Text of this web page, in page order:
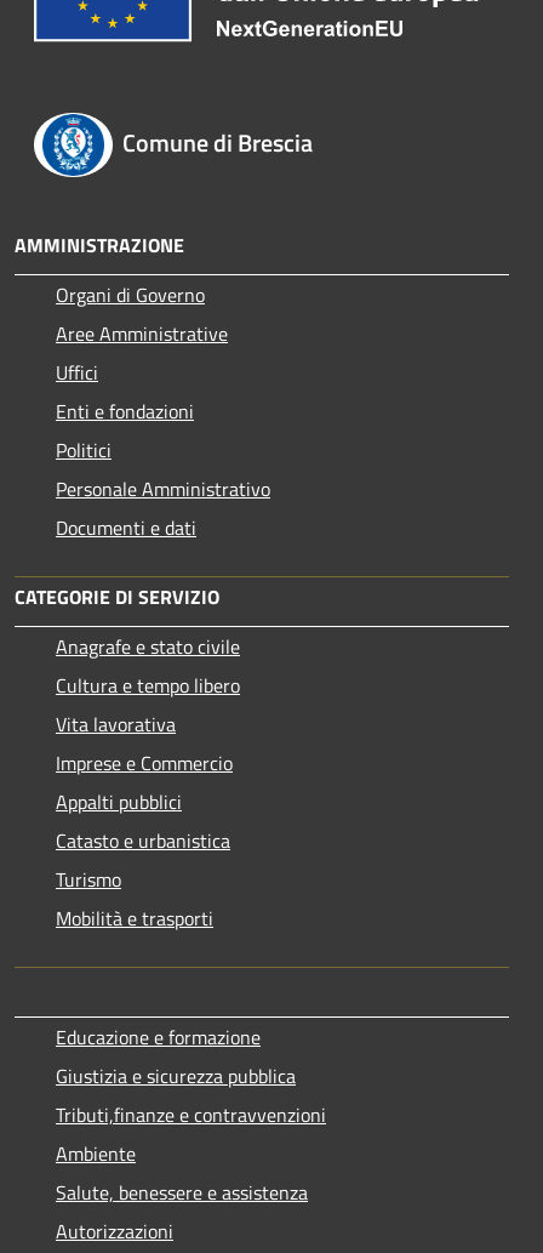
Comune di Brescia
AMMINISTRAZIONE
Organi di Governo
Aree Amministrative
Uffici
Enti e fondazioni
Politici
Personale Amministrativo
Documenti e dati
CATEGORIE DI SERVIZIO
Anagrafe e stato civile
Cultura e tempo libero
Vita lavorativa
Imprese e Commercio
Appalti pubblici
Catasto e urbanistica
Turismo
Mobilità e trasporti
Educazione e formazione
Giustizia e sicurezza pubblica
Tributi,finanze e contravvenzioni
Ambiente
Salute, benessere e assistenza
Autorizzazioni